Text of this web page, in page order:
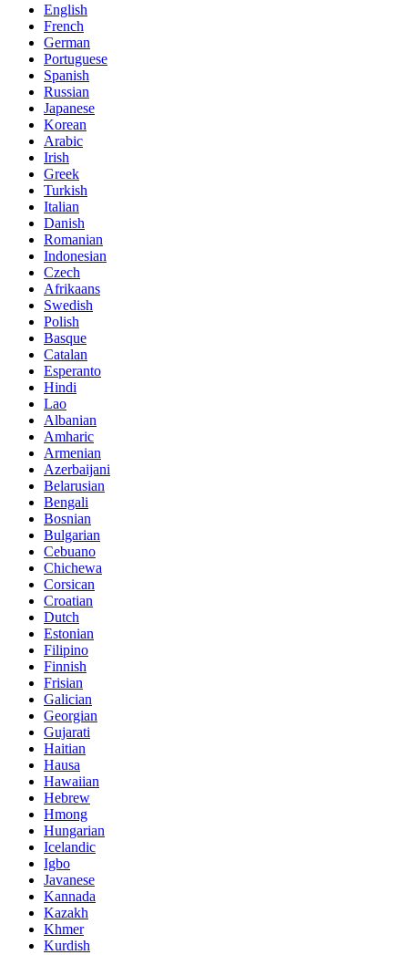
English
French
German
Portuguese
Spanish
Russian
Japanese
Korean
Arabic
Irish
Greek
Turkish
Italian
Danish
Romanian
Indonesian
Czech
Afrikaans
Swedish
Polish
Basque
Catalan
Esperanto
Hindi
Lao
Albanian
Amharic
Armenian
Azerbaijani
Belarusian
Bengali
Bosnian
Bulgarian
Cebuano
Chichewa
Corsican
Croatian
Dutch
Estonian
Filipino
Finnish
Frisian
Galician
Georgian
Gujarati
Haitian
Hausa
Hawaiian
Hebrew
Hmong
Hungarian
Icelandic
Igbo
Javanese
Kannada
Kazakh
Khmer
Kurdish